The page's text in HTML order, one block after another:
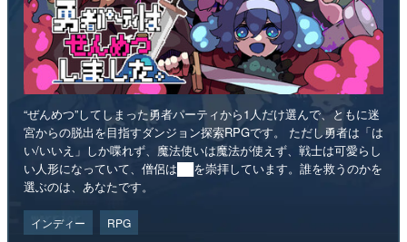
“ぜんめつ”してしまった勇者パーティから1人だけ選んで、ともに迷
宮からの脱出を目指すダンジョン探索RPGです。 ただし勇者は「は
い/いいえ」しか喋れず、魔法使いは魔法が使えず、戦士は可愛らし
い人形になっていて、僧侶は██を崇拝しています。誰を救うのかを
選ぶのは、あなたです。
インディー RPG